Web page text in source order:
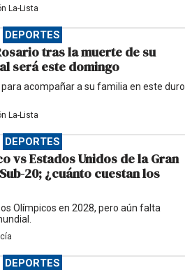
La-Lista
DEPORTES
tras la muerte de su
será este domingo
acompañar a su familia en este duro
La-Lista
DEPORTES
vs Estados Unidos de la Gran
20; ¿cuánto cuestan los
Olímpicos en 2028, pero aún falta
DEPORTES